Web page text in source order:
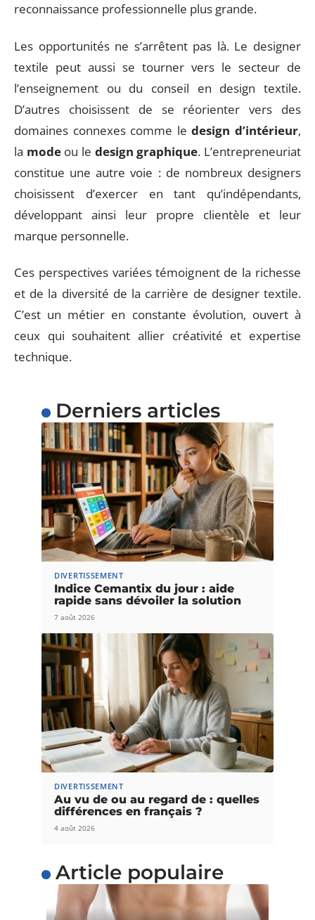
reconnaissance professionnelle plus grande.
Les opportunités ne s’arrêtent pas là. Le designer
textile peut aussi se tourner vers le secteur de
l’enseignement ou du conseil en design textile.
D’autres choisissent de se réorienter vers des
domaines connexes comme ledesign d’intérieur,
la modeou le design graphique. L’entrepreneuriat
constitue une autre voie : de nombreux designers
choisissent d’exercer en tant qu’indépendants,
développant ainsi leur propre clientèle et leur
marque personnelle.
Ces perspectives variées témoignent de la richesse
et de la diversité de la carrière de designer textile.
C’est un métier en constante évolution, ouvert à
ceux qui souhaitent allier créativité et expertise
technique.
Derniers articles
DIVERTISSEMENT
Indice Cemantix du jour : aide
rapide sans dévoiler la solution
7 août 2026
DIVERTISSEMENT
Au vu de ou au regard de : quelles
différences en français ?
4 août 2026
Article populaire